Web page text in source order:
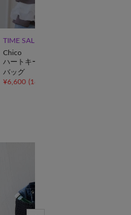
TIME SALE
Chico
ハートキーチャームボストン
バッグ
¥6,600 (18%OFF